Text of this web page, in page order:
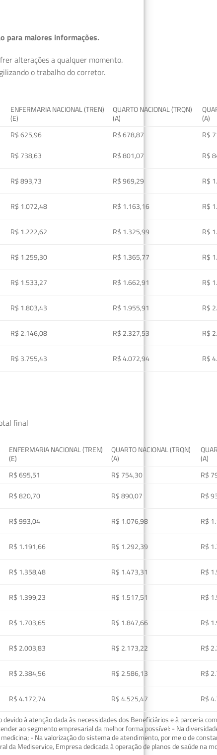
para maiores informações.
alterações a qualquer momento.
o trabalho do corretor.
ENFERMARIA NACIONAL (TREN)
(E)
QUARTO NACIONAL (TRQN)
(A)
(A)
R$ 625,96 R$ 678,87
R$
R$ 738,63 R$ 801,07
R$
R$ 893,73 R$ 969,29
R$
R$ 1.072,48 R$ 1.163,16
R$
R$ 1.222,62 R$ 1.325,99
R$
R$ 1.259,30 R$ 1.365,77
R$
R$ 1.533,27 R$ 1.662,91
R$
R$ 1.803,43 R$ 1.955,91
R$
R$ 2.146,08 R$ 2.327,53
R$
R$ 3.755,43 R$ 4.072,94 R$
final
ENFERMARIA NACIONAL (TREN)
(E)
QUARTO NACIONAL (TRQN)
(A)
(A)
R$ 695,51 R$ 754,30
R$
R$ 820,70 R$ 890,07
R$
R$ 993,04 R$ 1.076,98
R$
R$ 1.191,66 R$ 1.292,39
R$
R$ 1.358,48 R$ 1.473,31
R$
R$ 1.399,23 R$ 1.517,51
R$
R$ 1.703,65 R$ 1.847,66
R$
R$ 2.003,83 R$ 2.173,22
R$
R$ 2.384,56 R$ 2.586,13
R$
R$ 4.172,74 R$ 4.525,47
R$
à atenção dada às necessidades dos Beneficiários e à parceria
ao segmento empresarial da melhor forma possível: - Na
- Na valorização do sistema de atendimento, por meio de
Mediservice, Empresa dedicada à operação de planos de saúde na